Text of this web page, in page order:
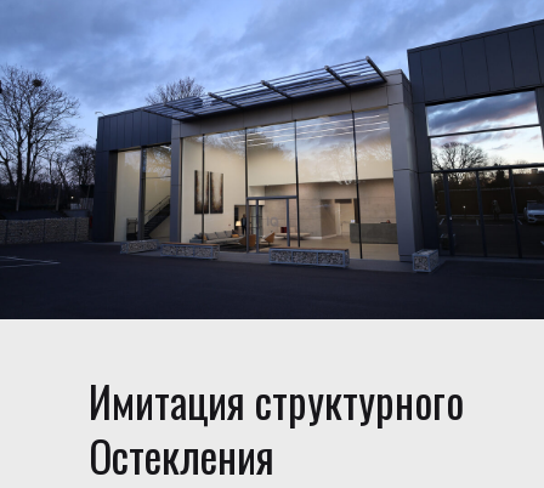
Имитация структурного
Остекления